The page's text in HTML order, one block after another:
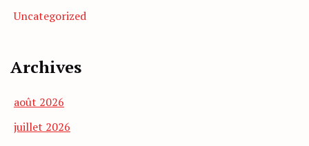
Uncategorized
Archives
août 2026
juillet 2026